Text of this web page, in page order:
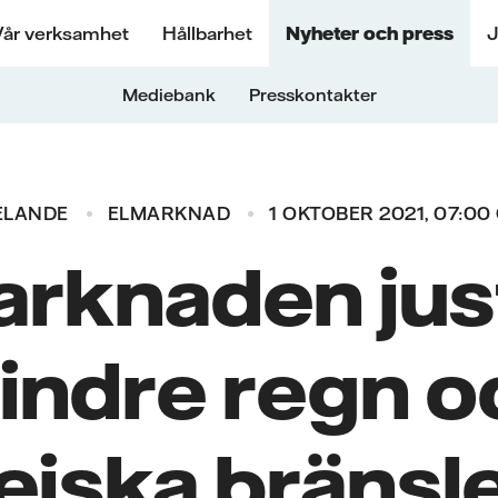
verksamhet Hållbarhet Nyheter och press
Mediebank Presskontakter
ELMARKNAD 1 OKTOBER 2021, 07:00
regn